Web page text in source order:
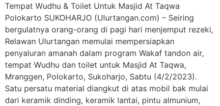
Tempat Wudhu & Toilet Untuk Masjid At Taqwa
Polokarto SUKOHARJO (Ulurtangan.com) – Seiring
bergulatnya orang-orang di pagi hari menjemput rezeki,
Relawan Ulurtangan memulai mempersiapkan
penyaluran amanah dalam program Wakaf tandon air,
tempat Wudhu dan toilet untuk Masjid At Taqwa,
Mranggen, Polokarto, Sukoharjo, Sabtu (4/2/2023).
Satu persatu material diangkut di atas mobil bak mulai
dari keramik dinding, keramik lantai, pintu almunium,